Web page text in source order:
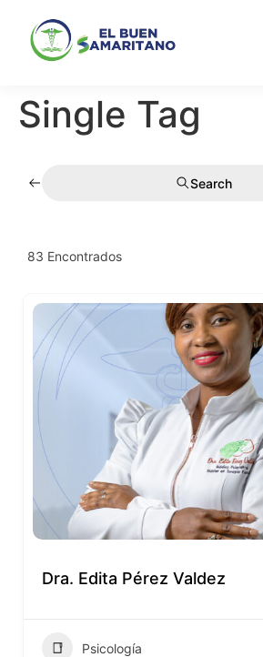
Únete A
Nosotros
Contacto
Single Tag
Search
83 Encontrados
Dra. Edita Pérez Valdez
Psicología